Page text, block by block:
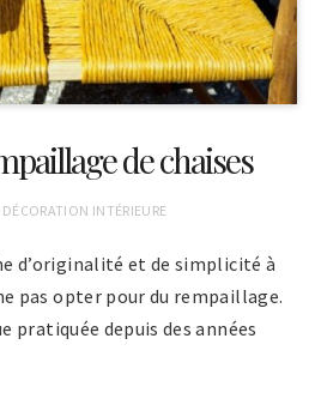
de chaises
DÉCORATION INTÉRIEURE
d’originalité et de simplicité à
pas opter pour du rempaillage.
pratiquée depuis des années